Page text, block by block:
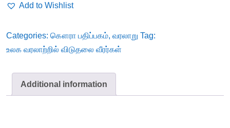
வீரர்கள்
Add to Wishlist
Categories: கௌரா பதிப்பகம், வரலாறு Tag:
உலக வரலாற்றில் விடுதலை வீரர்கள்
Additional information